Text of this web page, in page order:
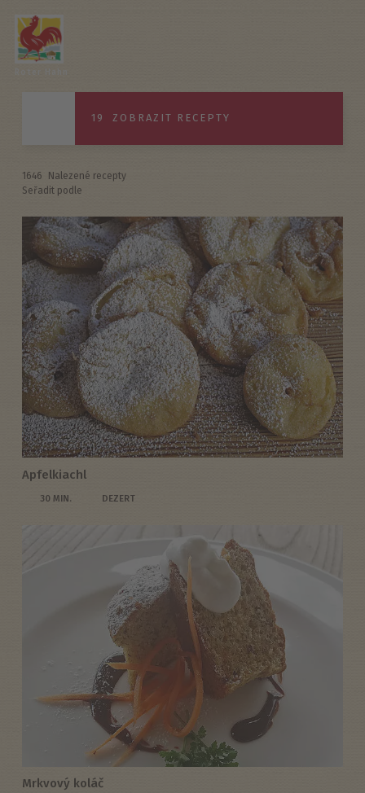
19 ZOBRAZIT RECEPTY
1646
Nalezené recepty
Seřadit podle
Apfelkiachl
30 MIN. DEZERT
Mrkvový koláč